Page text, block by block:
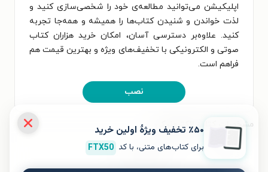
اپلیکیشن می‌توانید مطالعه‌ی خود را شخصی‌سازی کنید و
لذت خواندن و شنیدن کتاب‌ها را همیشه و همه‌جا تجربه
کنید. علاوه‌بر دسترسی آسان، امکان خرید هزاران کتاب
صوتی و الکترونیکی با تخفیف‌های ویژه و بهترین قیمت هم
فراهم است.
نصب
مشخصات کتاب الکترونیکی
نام کتاب گربه راهنمای ما
٪۵۰ تخفیف ویژۀ اولین خرید
برای کتاب‌های متنی، با کد FTX50